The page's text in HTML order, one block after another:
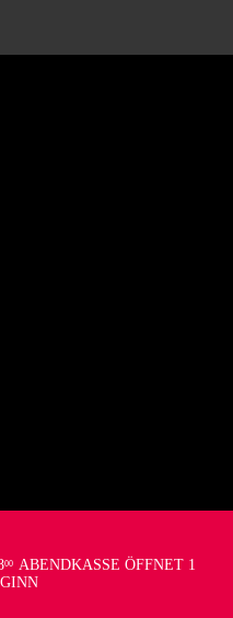
00 ABENDKASSE ÖFFNET 1